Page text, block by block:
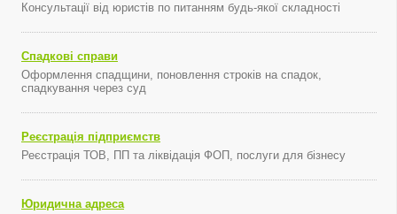
Консультації від юристів по питанням будь-якої складності
Спадкові справи
Оформлення спадщини, поновлення строків на спадок,
спадкування через суд
Реєстрація підприємств
Реєстрація ТОВ, ПП та ліквідація ФОП, послуги для бізнесу
Юридична адреса